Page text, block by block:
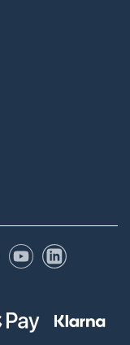
YouTubeLinkedIn